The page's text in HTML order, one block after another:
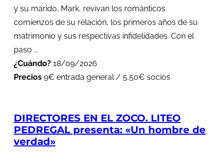
y su marido, Mark, revivan los románticos
comienzos de su relación, los primeros años de su
matrimonio y sus respectivas infidelidades. Con el
paso ...
¿Cuándo? 18/09/2026
Precios 9€ entrada general / 5,50€ socios
DIRECTORES EN EL ZOCO. LITEO
PEDREGAL presenta: «Un hombre de
verdad»